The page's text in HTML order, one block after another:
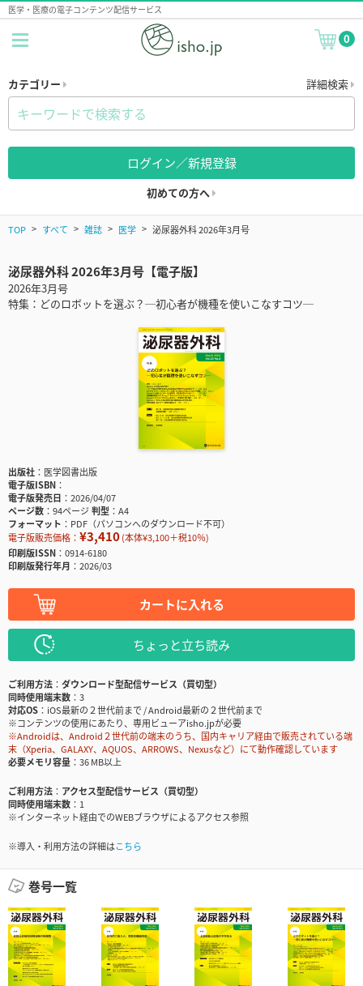
医学・医療の電子コンテンツ配信サービス
0
カテゴリー 詳細検索
ログイン／新規登録
初めての方へ
TOP すべて 雑誌 医学 泌尿器外科 2026年3月号
泌尿器外科 2026年3月号【電子版】
2026年3月号
特集：どのロボットを選ぶ？─初心者が機種を使いこなすコツ─
出版社
医学図書出版
電子版ISBN
電子版発売日
2026/04/07
ページ数
94ページ判型
A4
フォーマット
PDF（パソコンへのダウンロード不可）
電子版販売価格： ¥3,410(本体¥3,100＋税10％)
印刷版ISSN
0914-6180
印刷版発行年月
2026/03
カートに入れる
ちょっと立ち読み
ご利用方法
ダウンロード型配信サービス（買切型）
同時使用端末数
3
対応OS
iOS最新の２世代前まで / Android最新の２世代前まで
※コンテンツの使用にあたり、専用ビューアisho.jpが必要
※Androidは、Android２世代前の端末のうち、国内キャリア経由で販売されている端
末（Xperia、GALAXY、AQUOS、ARROWS、Nexusなど）にて動作確認しています
必要メモリ容量
36 MB以上
ご利用方法
アクセス型配信サービス（買切型）
同時使用端末数
1
※インターネット経由でのWEBブラウザによるアクセス参照
※導入・利用方法の詳細はこちら
巻号一覧